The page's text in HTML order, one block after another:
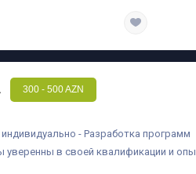
300 - 500 AZN
- Разработка программ
в своей квалификации и